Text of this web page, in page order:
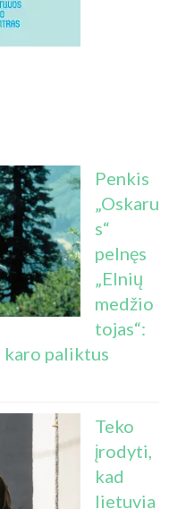
Penkis
„Oskaru
s“
pelnęs
„Elnių
medžio
tojas“:
paliktus
Teko
įrodyti,
kad
lietuvia